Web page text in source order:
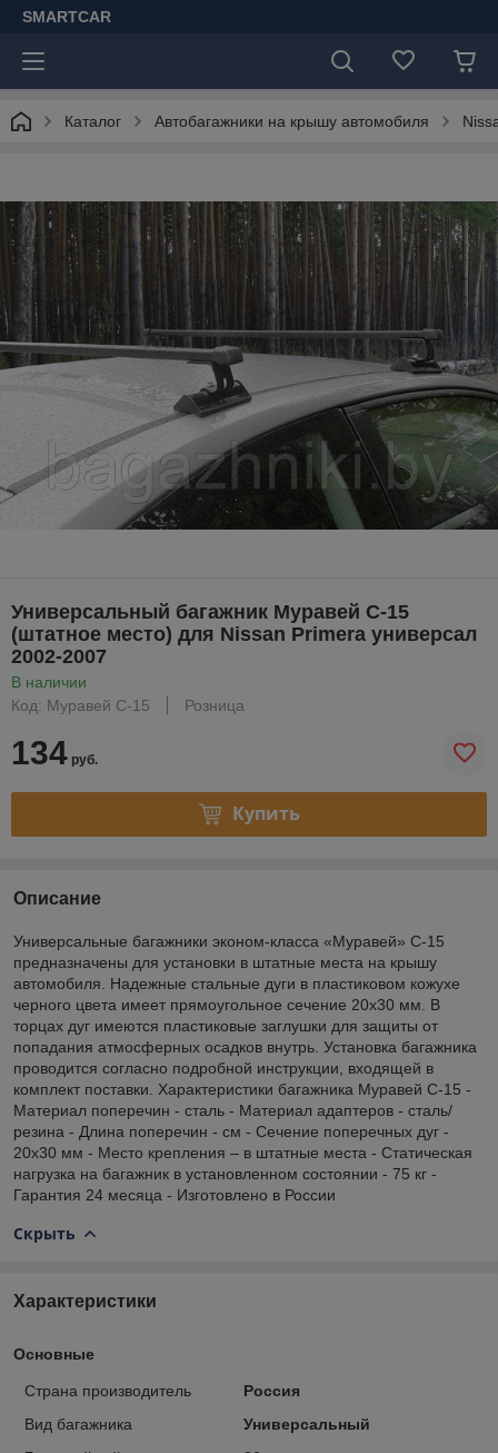
SMARTCAR
Каталог Автобагажники на крышу автомобиля
Универсальный багажник Муравей С-15
(штатное место) для Nissan Primera универсал
2002-2007
В наличии
Код: Муравей С-15
Розница
134 руб.
Купить
Описание
Универсальные багажники эконом-класса «Муравей» С-15
предназначены для установки в штатные места на крышу
автомобиля. Надежные стальные дуги в пластиковом кожухе
черного цвета имеет прямоугольное сечение 20х30 мм. В
торцах дуг имеются пластиковые заглушки для защиты от
попадания атмосферных осадков внутрь. Установка багажника
проводится согласно подробной инструкции, входящей в
комплект поставки. Характеристики багажника Муравей С-15 -
Материал поперечин - сталь - Материал адаптеров - сталь/
резина - Длина поперечин - см - Сечение поперечных дуг -
20х30 мм - Место крепления – в штатные места - Статическая
нагрузка на багажник в установленном состоянии - 75 кг -
Гарантия 24 месяца - Изготовлено в России
Скрыть
Характеристики
Основные
Страна производитель
Россия
Вид багажника
Универсальный